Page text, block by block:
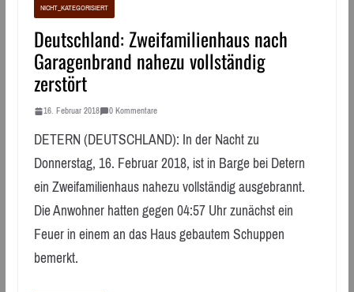
NICHT_KATEGORISIERT
Deutschland: Zweifamilienhaus nach
Garagenbrand nahezu vollständig
zerstört
16. Februar 2018 0 Kommentare
DETERN (DEUTSCHLAND): In der Nacht zu
Donnerstag, 16. Februar 2018, ist in Barge bei Detern
ein Zweifamilienhaus nahezu vollständig ausgebrannt.
Die Anwohner hatten gegen 04:57 Uhr zunächst ein
Feuer in einem an das Haus gebautem Schuppen
bemerkt.